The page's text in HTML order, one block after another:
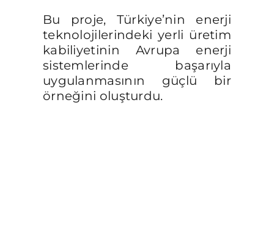
Bu proje, Türkiye’nin enerji
teknolojilerindeki yerli üretim
kabiliyetinin Avrupa enerji
sistemlerinde başarıyla
uygulanmasının güçlü bir
örneğini oluşturdu.